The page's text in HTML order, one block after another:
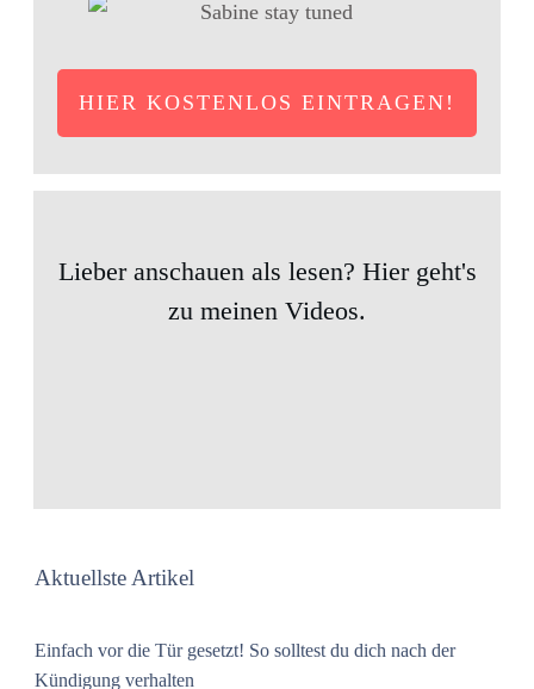
HIER KOSTENLOS EINTRAGEN!
Lieber anschauen als lesen? Hier geht's
zu meinen Videos.
Aktuellste Artikel
Einfach vor die Tür gesetzt! So solltest du dich nach der
Kündigung verhalten